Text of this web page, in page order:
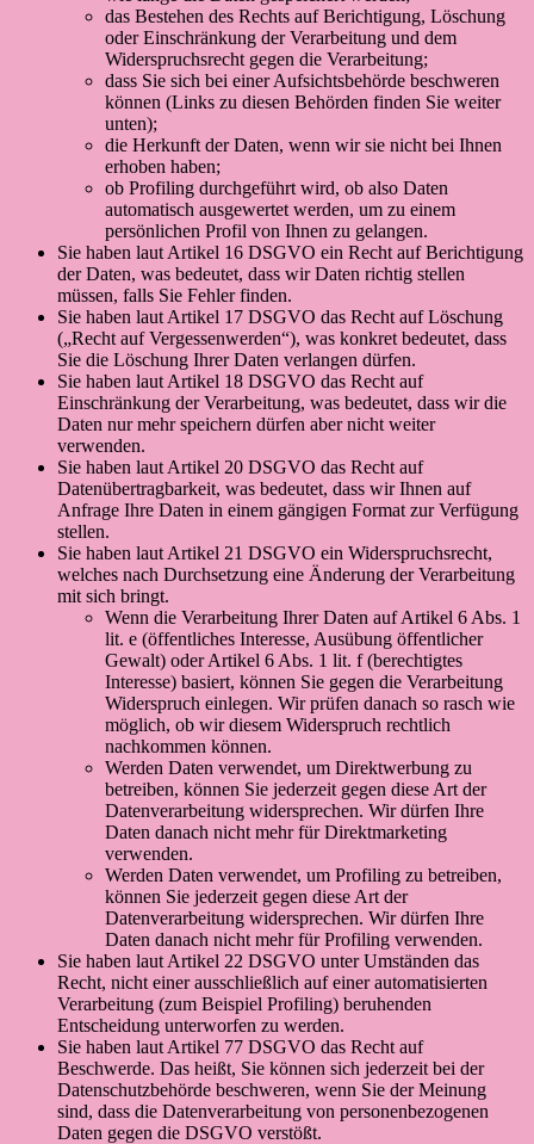
das Bestehen des Rechts auf Berichtigung, Löschung
oder Einschränkung der Verarbeitung und dem
Widerspruchsrecht gegen die Verarbeitung;
dass Sie sich bei einer Aufsichtsbehörde beschweren
können (Links zu diesen Behörden finden Sie weiter
unten);
die Herkunft der Daten, wenn wir sie nicht bei Ihnen
erhoben haben;
ob Profiling durchgeführt wird, ob also Daten
automatisch ausgewertet werden, um zu einem
persönlichen Profil von Ihnen zu gelangen.
Sie haben laut Artikel 16 DSGVO ein Recht auf Berichtigung
der Daten, was bedeutet, dass wir Daten richtig stellen
müssen, falls Sie Fehler finden.
Sie haben laut Artikel 17 DSGVO das Recht auf Löschung
(„Recht auf Vergessenwerden“), was konkret bedeutet, dass
Sie die Löschung Ihrer Daten verlangen dürfen.
Sie haben laut Artikel 18 DSGVO das Recht auf
Einschränkung der Verarbeitung, was bedeutet, dass wir die
Daten nur mehr speichern dürfen aber nicht weiter
verwenden.
Sie haben laut Artikel 20 DSGVO das Recht auf
Datenübertragbarkeit, was bedeutet, dass wir Ihnen auf
Anfrage Ihre Daten in einem gängigen Format zur Verfügung
stellen.
Sie haben laut Artikel 21 DSGVO ein Widerspruchsrecht,
welches nach Durchsetzung eine Änderung der Verarbeitung
mit sich bringt.
Wenn die Verarbeitung Ihrer Daten auf Artikel 6 Abs. 1
lit. e (öffentliches Interesse, Ausübung öffentlicher
Gewalt) oder Artikel 6 Abs. 1 lit. f (berechtigtes
Interesse) basiert, können Sie gegen die Verarbeitung
Widerspruch einlegen. Wir prüfen danach so rasch wie
möglich, ob wir diesem Widerspruch rechtlich
nachkommen können.
Werden Daten verwendet, um Direktwerbung zu
betreiben, können Sie jederzeit gegen diese Art der
Datenverarbeitung widersprechen. Wir dürfen Ihre
Daten danach nicht mehr für Direktmarketing
verwenden.
Werden Daten verwendet, um Profiling zu betreiben,
können Sie jederzeit gegen diese Art der
Datenverarbeitung widersprechen. Wir dürfen Ihre
Daten danach nicht mehr für Profiling verwenden.
Sie haben laut Artikel 22 DSGVO unter Umständen das
Recht, nicht einer ausschließlich auf einer automatisierten
Verarbeitung (zum Beispiel Profiling) beruhenden
Entscheidung unterworfen zu werden.
Sie haben laut Artikel 77 DSGVO das Recht auf
Beschwerde. Das heißt, Sie können sich jederzeit bei der
Datenschutzbehörde beschweren, wenn Sie der Meinung
sind, dass die Datenverarbeitung von personenbezogenen
Daten gegen die DSGVO verstößt.